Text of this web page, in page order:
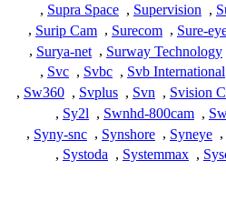
,
Supervision
,
Supra Space
,
Sure-
,
Surecom
,
Surip Cam
,
Surway Technology
,
Surya-net
,
Svb International
,
Svbc
,
Svc
,
Svision
,
Svn
,
Svplus
,
Sw360
,
,
Swnhd-800cam
,
Sy2l
,
,
Syneye
,
Synshore
,
Syny-snc
,
,
Systemmax
,
Systoda
,